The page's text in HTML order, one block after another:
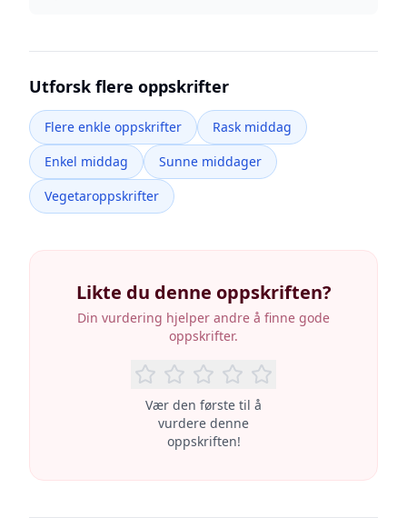
Utforsk flere oppskrifter
Flere enkle oppskrifter
Rask middag
Enkel middag
Sunne middager
Vegetaroppskrifter
Likte du denne oppskriften?
Din vurdering hjelper andre å finne gode
oppskrifter.
Vær den første til å
vurdere denne
oppskriften!